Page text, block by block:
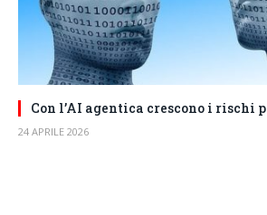
Con l’AI agentica crescono i rischi
24 APRILE 2026